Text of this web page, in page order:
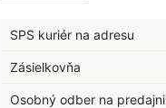
SPS kuriér na adresu
Zásielkovňa
Osobný odber na predajni